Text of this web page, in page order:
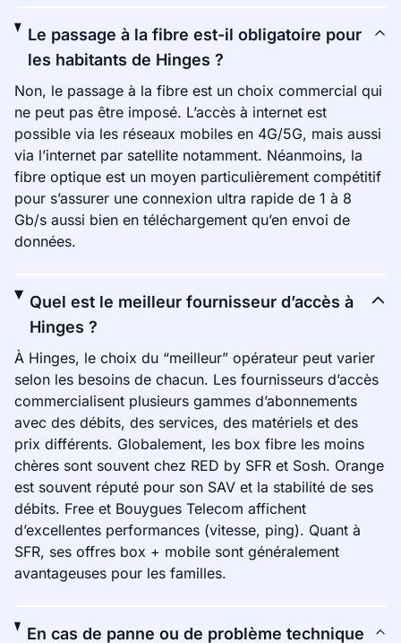
Le passage à la fibre est-il obligatoire pour
les habitants de Hinges ?
Non, le passage à la fibre est un choix commercial qui
ne peut pas être imposé. L’accès à internet est
possible via les réseaux mobiles en 4G/5G, mais aussi
via l’internet par satellite notamment. Néanmoins, la
fibre optique est un moyen particulièrement compétitif
pour s’assurer une connexion ultra rapide de 1 à 8
Gb/s aussi bien en téléchargement qu’en envoi de
données.
Quel est le meilleur fournisseur d’accès à
Hinges ?
À Hinges, le choix du “meilleur” opérateur peut varier
selon les besoins de chacun. Les fournisseurs d’accès
commercialisent plusieurs gammes d’abonnements
avec des débits, des services, des matériels et des
prix différents. Globalement, les box fibre les moins
chères sont souvent chez RED by SFR et Sosh. Orange
est souvent réputé pour son SAV et la stabilité de ses
débits. Free et Bouygues Telecom affichent
d’excellentes performances (vitesse, ping). Quant à
SFR, ses offres box + mobile sont généralement
avantageuses pour les familles.
En cas de panne ou de problème technique